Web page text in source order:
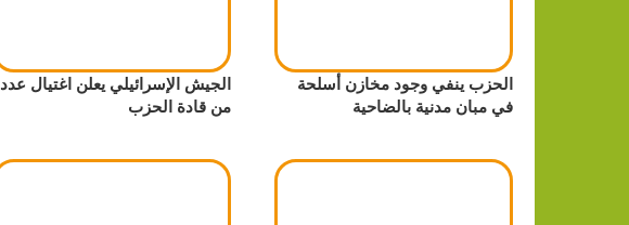
الحزب ينفي وجود مخازن أسلحة
في مبان مدنية بالضاحية
الجيش الإسرائيلي يعلن اغتيال عدد
من قادة الحزب